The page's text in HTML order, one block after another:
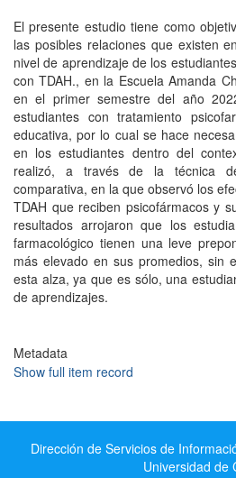
El presente estudio tiene como
las posibles relaciones que existen
nivel de aprendizaje de los
con TDAH., en la Escuela Amanda
en el primer semestre del año
estudiantes con tratamiento
educativa, por lo cual se hace
en los estudiantes dentro del
realizó, a través de la técnica
comparativa, en la que observó los
TDAH que reciben psicofármacos y
resultados arrojaron que los
farmacológico tienen una leve
más elevado en sus promedios, sin
esta alza, ya que es sólo, una
de aprendizajes.
Metadata
Show full item record
Dirección de Servicios de
Universidad de